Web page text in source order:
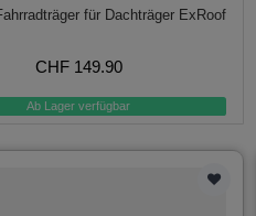
für Dachträger ExRoof
CHF 149.90
Ab Lager verfügbar